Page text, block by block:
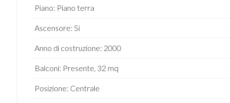
Piano: Piano terra
Ascensore: Si
Anno di costruzione: 2000
Balconi: Presente, 32 mq
Posizione: Centrale
minime